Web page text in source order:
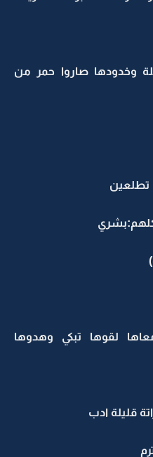
وخدودها صاروا حمر من
تطلعين
كلهم:بشري
لقوها تبكي وهدوها
قليلة ادب